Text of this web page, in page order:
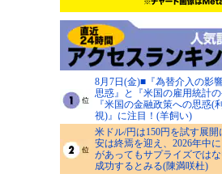
8月7日(金)■『為替介入の影
思惑』と『米国の雇用統計
『米国の金融政策への思惑(
視)』に注目！(羊飼い)
米ドル/円は150円を試す展開
安は終焉を迎え、2026年中
があってもサプライズでは
成功するとみる(陳満咲杜)